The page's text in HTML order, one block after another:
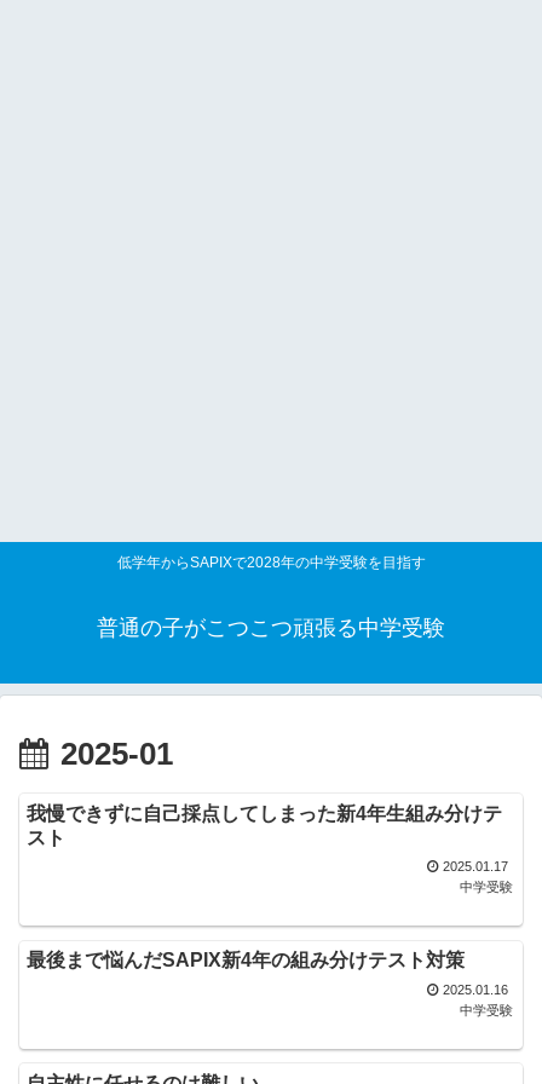
低学年からSAPIXで2028年の中学受験を目指す
普通の子がこつこつ頑張る中学受験
2025-01
我慢できずに自己採点してしまった新4年生組み分けテ
スト
2025.01.17
中学受験
最後まで悩んだSAPIX新4年の組み分けテスト対策
2025.01.16
中学受験